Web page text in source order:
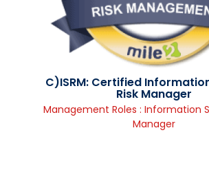
C)ISRM: Certified
Risk Manager
Management Roles : Information
Manager